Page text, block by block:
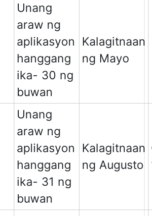
Unang
araw ng
aplikasyon
hanggang
ika- 30 ng
buwan
Kalagitnaan
ng Mayo
Unang
araw ng
aplikasyon
hanggang
ika- 31 ng
buwan
Kalagitnaan
ng Augusto